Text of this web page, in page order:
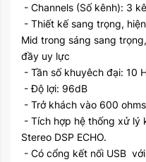
- Channels (Số kênh): 3
- Thiết kế sang trọng,
Mid trong sáng sang
đầy uy lực
- Tần số khuyêch đại: 10
- Độ lợi: 96dB
- Trở khách vào 600 ohms
- Tích hợp hệ thống xử lý
Stereo DSP ECHO.
- Có cổng kết nối USB